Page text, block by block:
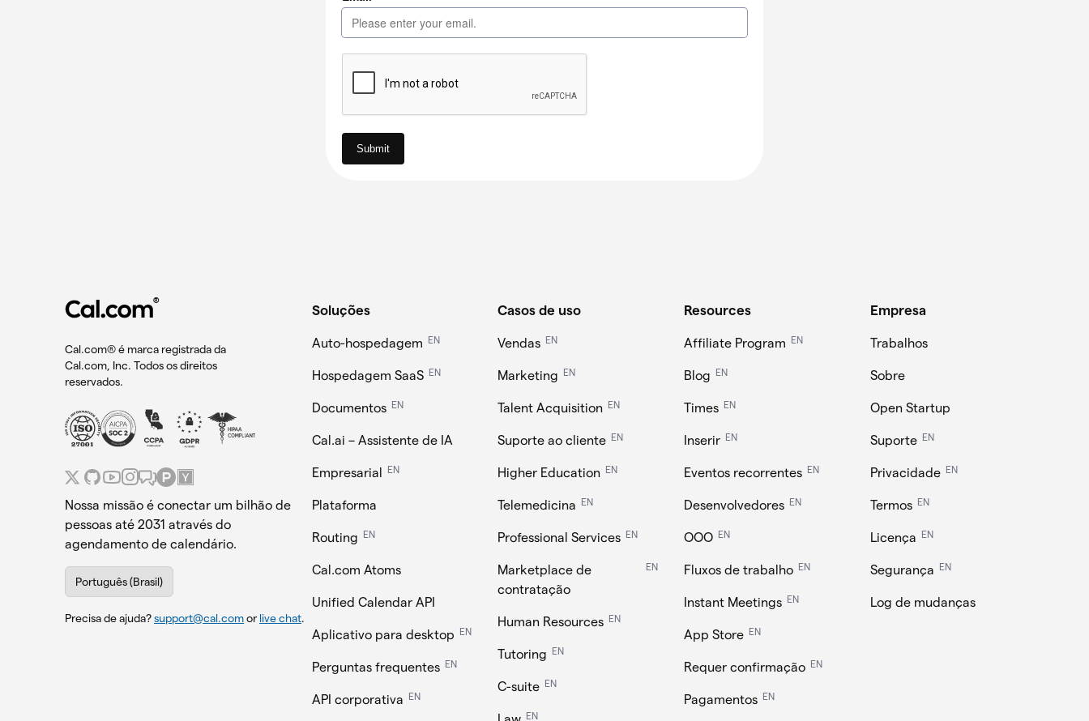
®
Cal.com®️ é marca registrada da
Cal.com, Inc. Todos os direitos
reservados.
Nossa missão é conectar um bilhão de
pessoas até 2031 através do
agendamento de calendário.
Português (Brasil)
Precisa de ajuda?support@cal.comor live chat.
Soluções
Auto-hospedagem EN
Hospedagem SaaS EN
Documentos EN
Cal.ai – Assistente de IA
Empresarial EN
Plataforma
Routing EN
Cal.com Atoms
Unified Calendar API
Aplicativo para desktop EN
Perguntas frequentes EN
API corporativa EN
Casos de uso
Vendas EN
Marketing EN
Talent Acquisition EN
Suporte ao cliente EN
Higher Education EN
Telemedicina EN
Professional Services EN
Marketplace de
contratação
EN
Human Resources EN
Tutoring EN
C-suite EN
EN
Resources
Affiliate Program EN
Blog EN
Times EN
Inserir EN
Eventos recorrentes EN
Desenvolvedores EN
OOO EN
Fluxos de trabalho EN
Instant Meetings EN
App Store EN
Requer confirmação EN
Pagamentos EN
Empresa
Trabalhos
Sobre
Open Startup
Suporte EN
Privacidade EN
Termos EN
Licença EN
Segurança EN
Log de mudanças